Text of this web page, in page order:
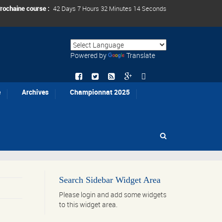
course : 42 Days 7 Hours 32 Minutes 14 Seconds
Powered by Translate
Archives Championnat 2025
Search Sidebar Widget Area
Please login and add some widgets
to this widget area.